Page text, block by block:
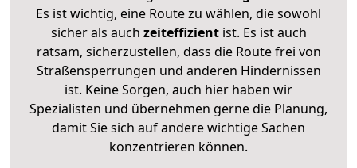
Es ist wichtig, eine Route zu wählen, die sowohl
sicher als auch zeiteffizientist. Es ist auch
ratsam, sicherzustellen, dass die Route frei von
Straßensperrungen und anderen Hindernissen
ist. Keine Sorgen, auch hier haben wir
Spezialisten und übernehmen gerne die Planung,
damit Sie sich auf andere wichtige Sachen
konzentrieren können.